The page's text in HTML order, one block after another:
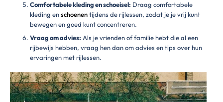
Comfortabele kleding en schoeisel: Draag comfortabele
kleding enschoenentijdens de rijlessen, zodat je je vrij kunt
bewegen en goed kunt concentreren.
Vraag om advies: Als je vrienden of familie hebt die al een
rijbewijs hebben, vraag hen dan om advies en tips over hun
ervaringen met rijlessen.